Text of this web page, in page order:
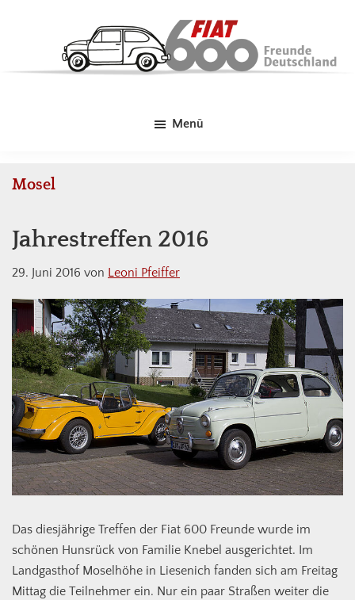
content
Menü
Mosel
Jahrestreffen 2016
29. Juni 2016 von Leoni Pfeiffer
Das diesjährige Treffen der Fiat 600 Freunde wurde im
schönen Hunsrück von Familie Knebel ausgerichtet. Im
Landgasthof Moselhöhe in Liesenich fanden sich am Freitag
Mittag die Teilnehmer ein. Nur ein paar Straßen weiter die